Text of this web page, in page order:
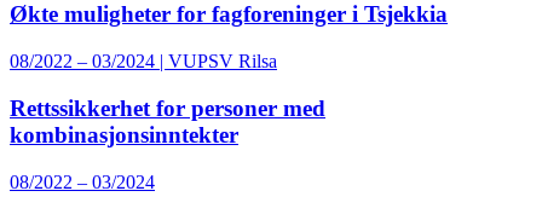
Økte muligheter for fagforeninger i Tsjekkia
08/2022 – 03/2024 | VUPSV Rilsa
Rettssikkerhet for personer med
kombinasjonsinntekter
08/2022 – 03/2024